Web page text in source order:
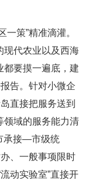
策”精准滴灌。
现代农业以及西海
都要摸一遍底，建
告。针对小微企
直接把服务送到
领域的服务能力清
承接—市级统
、一般事项限时
动实验室”直接开